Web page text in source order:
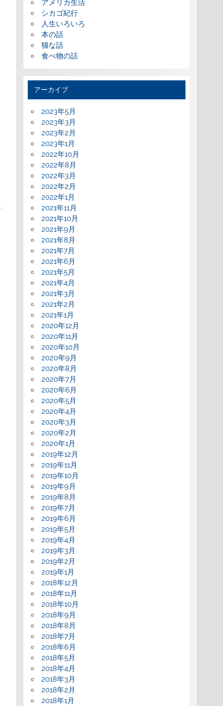
アメリカ生活
シカゴ紀行
人生いろいろ
本の話
猫な話
食べ物の話
アーカイブ
2023年5月
2023年3月
2023年2月
2023年1月
2022年10月
2022年8月
2022年3月
2022年2月
2022年1月
2021年11月
2021年10月
2021年9月
2021年8月
2021年7月
2021年6月
2021年5月
2021年4月
2021年3月
2021年2月
2021年1月
2020年12月
2020年11月
2020年10月
2020年9月
2020年8月
2020年7月
2020年6月
2020年5月
2020年4月
2020年3月
2020年2月
2020年1月
2019年12月
2019年11月
2019年10月
2019年9月
2019年8月
2019年7月
2019年6月
2019年5月
2019年4月
2019年3月
2019年2月
2019年1月
2018年12月
2018年11月
2018年10月
2018年9月
2018年8月
2018年7月
2018年6月
2018年5月
2018年4月
2018年3月
2018年2月
2018年1月